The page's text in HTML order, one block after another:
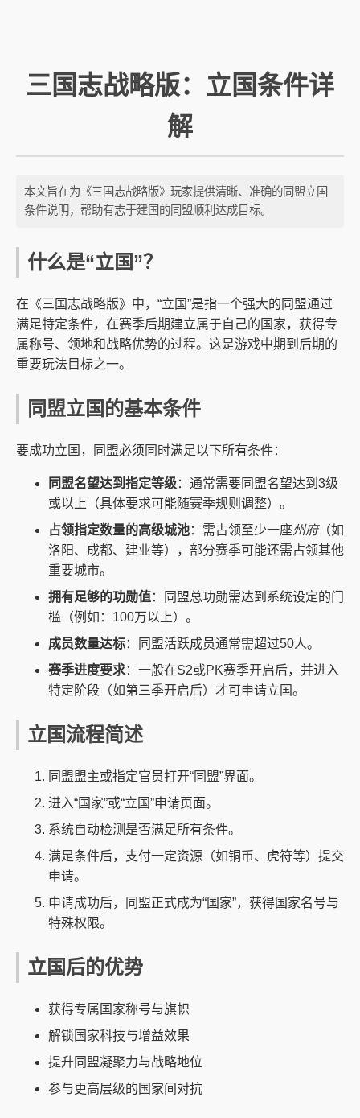
三国志战略版：立国条件详
解
本文旨在为《三国志战略版》玩家提供清晰、准确的同盟立国
条件说明，帮助有志于建国的同盟顺利达成目标。
什么是“立国”？
在《三国志战略版》中，“立国”是指一个强大的同盟通过
满足特定条件，在赛季后期建立属于自己的国家，获得专
属称号、领地和战略优势的过程。这是游戏中期到后期的
重要玩法目标之一。
同盟立国的基本条件
要成功立国，同盟必须同时满足以下所有条件：
同盟名望达到指定等级：通常需要同盟名望达到3级
或以上（具体要求可能随赛季规则调整）。
占领指定数量的高级城池：需占领至少一座州府（如
洛阳、成都、建业等），部分赛季可能还需占领其他
重要城市。
拥有足够的功勋值：同盟总功勋需达到系统设定的门
槛（例如：100万以上）。
成员数量达标：同盟活跃成员通常需超过50人。
赛季进度要求：一般在S2或PK赛季开启后，并进入
特定阶段（如第三季开启后）才可申请立国。
立国流程简述
同盟盟主或指定官员打开“同盟”界面。
进入“国家”或“立国”申请页面。
系统自动检测是否满足所有条件。
满足条件后，支付一定资源（如铜币、虎符等）提交
申请。
申请成功后，同盟正式成为“国家”，获得国家名号与
特殊权限。
立国后的优势
获得专属国家称号与旗帜
解锁国家科技与增益效果
提升同盟凝聚力与战略地位
参与更高层级的国家间对抗